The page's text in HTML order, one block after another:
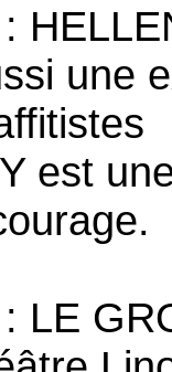
une
est
LE